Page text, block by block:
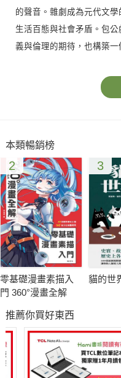
的聲音。雜劇成為元代文
生活百態與社會矛盾。包
義與倫理的期待，也構築
民精神，是元代民間文學
神權思想與多元信仰型塑了
事的復活與整理如火如荼
體渴望。張岱的《夜航船
風俗、諺語與民間信仰，
只是庶民智慧的集體創作，
並強調，明代民間文學融合
療癒民心。
? 清代的輓歌與序曲
深具歷史厚度的文學景觀。
微草堂筆記》、各地志書
示出對歷史的追憶與對未
藝形式興起，鼓書「摘唱
本類暢銷榜
2
零基礎漫畫素描入
門 360°漫畫全解
3
貓的世
推薦你買好東西